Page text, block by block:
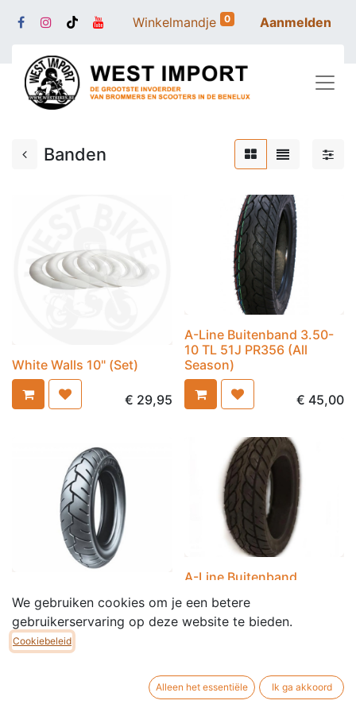
Winkelmandje 0 Aanmelden
Banden
White Walls 10" (Set)
€ 29,95
A-Line Buitenband 3.50-
10 TL 51J PR356 (All
Season)
€ 45,00
BUITENBAND 100/90-10"
A-Line Buitenband
(All Season)
We gebruiken cookies om je een betere
gebruikerservaring op deze website te bieden.
Cookiebeleid
Alleen het essentiële Ik ga akkoord